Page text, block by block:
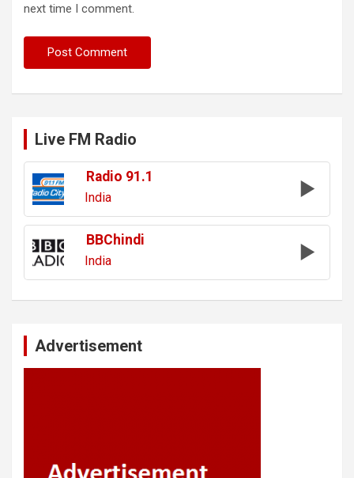
next time I comment.
Live FM Radio
Radio 91.1
India
BBChindi
India
Advertisement